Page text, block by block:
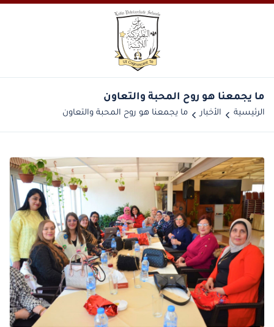
ما يجمعنا هو روح المحبة والتعاون
الرئيسية الأخبار ما يجمعنا هو روح المحبة والتعاون